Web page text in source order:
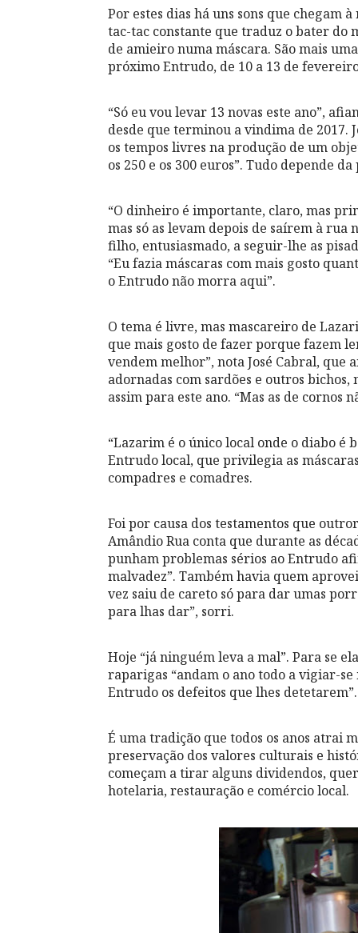
Por estes dias há uns sons que chegam
tac-tac constante que traduz o bater
de amieiro numa máscara. São mais
próximo Entrudo, de 10 a 13 de
“Só eu vou levar 13 novas este ano”,
desde que terminou a vindima de 2017.
os tempos livres na produção de um
os 250 e os 300 euros”. Tudo depende
“O dinheiro é importante, claro, mas
mas só as levam depois de saírem à rua
filho, entusiasmado, a seguir-lhe as
“Eu fazia máscaras com mais gosto
o Entrudo não morra aqui”.
O tema é livre, mas mascareiro de
que mais gosto de fazer porque fazem
vendem melhor”, nota José Cabral, que
adornadas com sardões e outros bichos,
assim para este ano. “Mas as de cornos
“Lazarim é o único local onde o diabo é
Entrudo local, que privilegia as
compadres e comadres.
Foi por causa dos testamentos que
Amândio Rua conta que durante as
punham problemas sérios ao Entrudo
malvadez”. Também havia quem
vez saiu de careto só para dar umas
para lhas dar”, sorri.
Hoje “já ninguém leva a mal”. Para se
raparigas “andam o ano todo a vigiar-
Entrudo os defeitos que lhes detetarem”.
É uma tradição que todos os anos atrai
preservação dos valores culturais e
começam a tirar alguns dividendos,
hotelaria, restauração e comércio local.